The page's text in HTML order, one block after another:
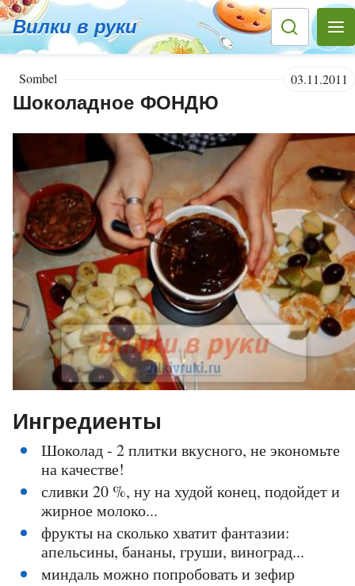
Вилки в руки
Sombel 03.11.2011
Шоколадное ФОНДЮ
Ингредиенты
Шоколад - 2 плитки вкусного, не экономьте
на качестве!
сливки 20 %, ну на худой конец, подойдет и
жирное молоко...
фрукты на сколько хватит фантазии:
апельсины, бананы, груши, виноград...
миндаль можно попробовать и зефир